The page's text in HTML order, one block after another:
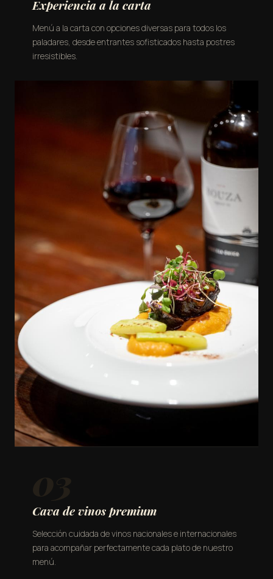
Experiencia a la carta
Menú a la carta con opciones diversas para todos los
paladares, desde entrantes sofisticados hasta postres
irresistibles.
Cava de vinos premium
Selección cuidada de vinos nacionales e internacionales
para acompañar perfectamente cada plato de nuestro
menú.